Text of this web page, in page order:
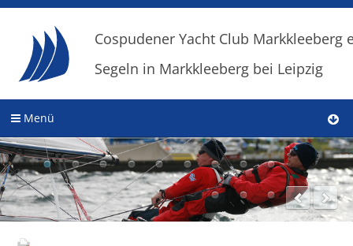
Cospudener Yacht Club Markkleeberg
Segeln in Markkleeberg bei Leipzig
Menü